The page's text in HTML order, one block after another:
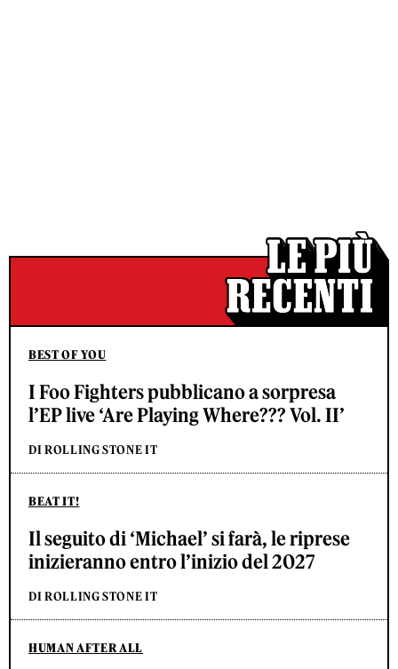
BEST OF YOU
I Foo Fighters pubblicano a sorpresa
l’EP live ‘Are Playing Where??? Vol. II’
DI ROLLING STONE IT
BEAT IT!
Il seguito di ‘Michael’ si farà, le riprese
inizieranno entro l’inizio del 2027
DI ROLLING STONE IT
HUMAN AFTER ALL